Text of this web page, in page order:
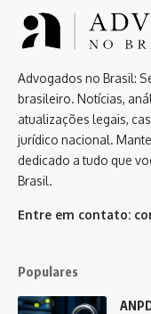
Advogados no Brasil:
brasileiro. Notícias,
atualizações legais,
jurídico nacional.
dedicado a tudo que
Brasil.
Entre em contato:
Populares